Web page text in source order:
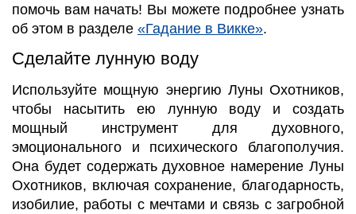
помочь вам начать! Вы можете подробнее узнать
об этом в разделе «Гадание в Викке».
Сделайте лунную воду
Используйте мощную энергию Луны Охотников,
чтобы насытить ею лунную воду и создать
мощный инструмент для духовного,
эмоционального и психического благополучия.
Она будет содержать духовное намерение Луны
Охотников, включая сохранение, благодарность,
изобилие, работы с мечтами и связь с загробной